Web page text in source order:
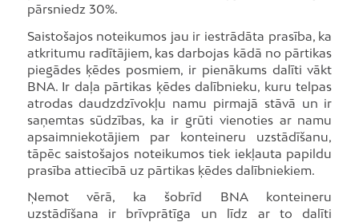
pārsniedz 30%.
Saistošajos noteikumos jau ir iestrādāta prasība, ka
atkritumu radītājiem, kas darbojas kādā no pārtikas
piegādes ķēdes posmiem, ir pienākums dalīti vākt
BNA. Ir daļa pārtikas ķēdes dalībnieku, kuru telpas
atrodas daudzdzīvokļu namu pirmajā stāvā un ir
saņemtas sūdzības, ka ir grūti vienoties ar namu
apsaimniekotājiem par konteineru uzstādīšanu,
tāpēc saistošajos noteikumos tiek iekļauta papildu
prasība attiecībā uz pārtikas ķēdes dalībniekiem.
Ņemot vērā, ka šobrīd BNA konteineru
uzstādīšana ir brīvprātīga un līdz ar to dalīti